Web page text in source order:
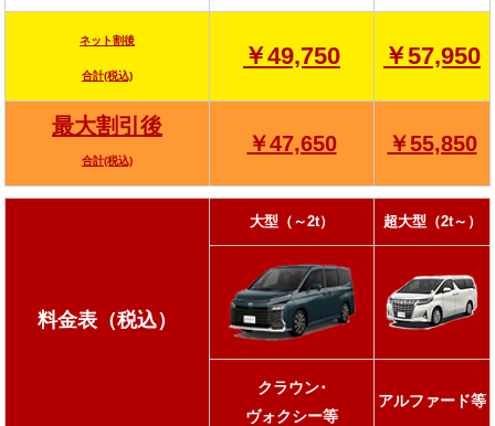
ネット割後
合計(税込)
￥49,750 ￥57,950
最大割引後
合計(税込)
￥47,650 ￥55,850
料金表（税込）
大型（～2t） 超大型（2t～）
クラウン･
ヴォクシー等
アルファード等